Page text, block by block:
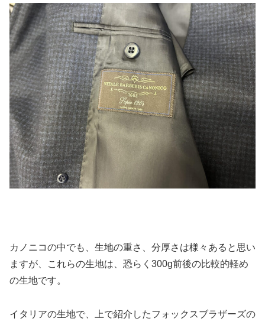
カノニコの中でも、生地の重さ、分厚さは様々あると思い
ますが、これらの生地は、恐らく300g前後の比較的軽め
の生地です。
イタリアの生地で、上で紹介したフォックスブラザーズの